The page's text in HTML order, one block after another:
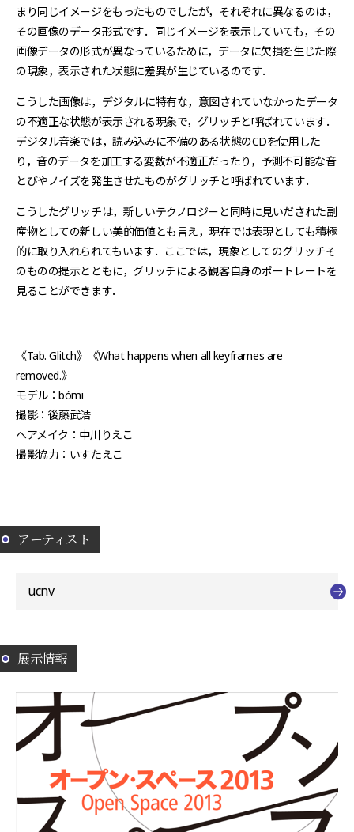
まり同じイメージをもったものでしたが，それぞれに異なるのは，
その画像のデータ形式です．同じイメージを表示していても，その
画像データの形式が異なっているために，データに欠損を生じた際
の現象，表示された状態に差異が生じているのです．
こうした画像は，デジタルに特有な，意図されていなかったデータ
の不適正な状態が表示される現象で，グリッチと呼ばれています．
デジタル音楽では，読み込みに不備のある状態のCDを使用した
り，音のデータを加工する変数が不適正だったり，予測不可能な音
とびやノイズを発生させたものがグリッチと呼ばれています．
こうしたグリッチは，新しいテクノロジーと同時に見いだされた副
産物としての新しい美的価値とも言え，現在では表現としても積極
的に取り入れられてもいます．ここでは，現象としてのグリッチそ
のものの提示とともに，グリッチによる観客自身のポートレートを
見ることができます．
《Tab. Glitch》《What happens when all keyframes are
removed.》
モデル：bómi
撮影：後藤武浩
ヘアメイク：中川りえこ
撮影協力：いすたえこ
アーティスト
ucnv
展示情報